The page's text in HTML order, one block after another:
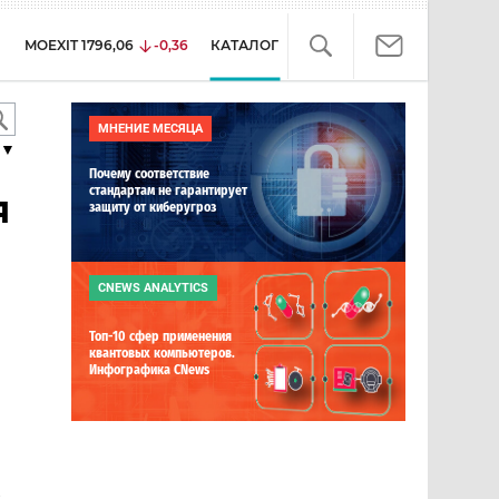
MOEXIT 1796,06 -0,36 КАТАЛОГ
МНЕНИЕ МЕСЯЦА
Почему соответствие
стандартам не гарантирует
защиту от киберугроз
CNEWS ANALYTICS
Топ-10 сфер применения
квантовых компьютеров.
Инфографика CNews